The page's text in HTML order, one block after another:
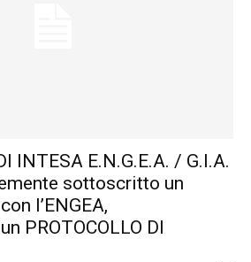
INTESA E.N.G.E.A. / G.I.A.
sottoscritto un
l’ENGEA,
PROTOCOLLO DI